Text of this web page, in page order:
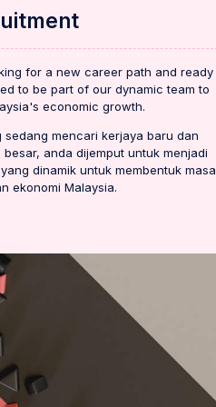
for a new career path and ready
to be part of our dynamic team to
economic growth.
mencari kerjaya baru dan
anda dijemput untuk menjadi
dinamik untuk membentuk masa
ekonomi Malaysia.